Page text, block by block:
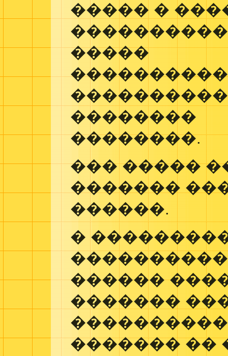
����� �
����������
�����
��������
��������.
��� �����
�������
������.
�
������
�������
������� ��